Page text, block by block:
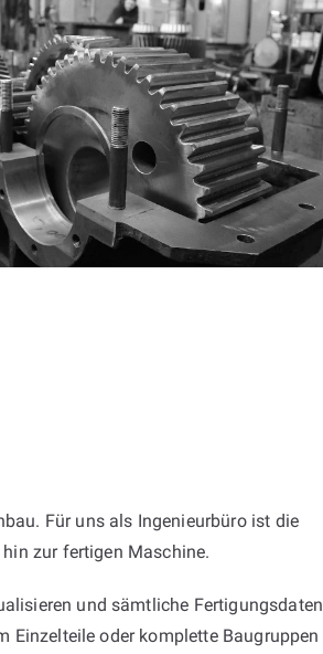
Für uns als Ingenieurbüro ist die
zur fertigen Maschine.
und sämtliche Fertigungsdaten
Einzelteile oder komplette Baugruppen